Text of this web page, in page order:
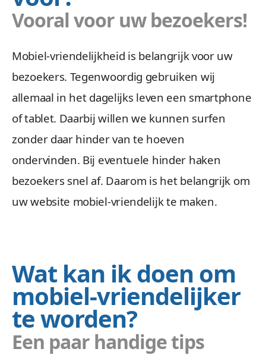
Vooral voor uw bezoekers!
Mobiel-vriendelijkheid is belangrijk voor uw
bezoekers. Tegenwoordig gebruiken wij
allemaal in het dagelijks leven een smartphone
of tablet. Daarbij willen we kunnen surfen
zonder daar hinder van te hoeven
ondervinden. Bij eventuele hinder haken
bezoekers snel af. Daarom is het belangrijk om
uw website mobiel-vriendelijk te maken.
Wat kan ik doen om
mobiel-vriendelijker
te worden?
Een paar handige tips